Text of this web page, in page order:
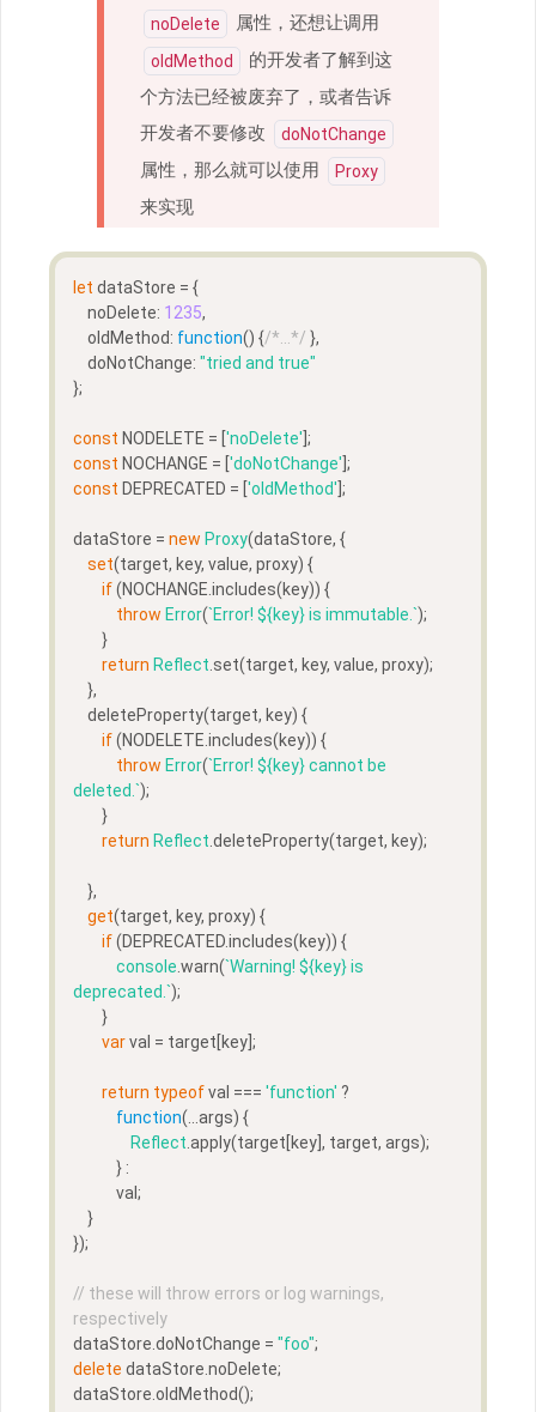
noDelete 属性，还想让调用
oldMethod
的开发者了解到这
个方法已经被废弃了，或者告诉
开发者不要修改
doNotChange
属性，那么就可以使用 Proxy
来实现
let dataStore = {
    noDelete:
1235,
    oldMethod:
function() {/*...*/ },
    doNotChange:
"tried and true"
};
const NODELETE = [ 'noDelete' ];
const NOCHANGE = [ 'doNotChange' ];
const DEPRECATED = [ 'oldMethod' ];
dataStore = new Proxy(dataStore, {
set(target, key, value, proxy) {
if (NOCHANGE.includes(key)) {
throw Error(`Error! ${key} is immutable.`);
        }
return Reflect .set(target, key, value, proxy);
    },
    deleteProperty(target, key) {
if (NODELETE.includes(key)) {
throw Error(`Error! ${key} cannot be
deleted.`);
        }
return Reflect .deleteProperty(target, key);
    },
get(target, key, proxy) {
if (DEPRECATED.includes(key)) {
console .warn(`Warning! ${key} is
deprecated.`);
        }
var val = target[key];
return typeof val === 'function' ?
function( ...args) {
Reflect .apply(target[key], target, args);
            } :
            val;
    }
});
// these will throw errors or log warnings,
respectively
dataStore.doNotChange = "foo";
delete dataStore.noDelete;
dataStore.oldMethod();